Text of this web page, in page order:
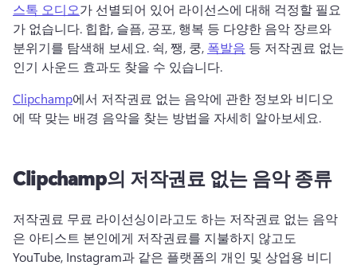
스톡 오디오가 선별되어 있어 라이선스에 대해 걱정할 필요
가 없습니다. 힙합, 슬픔, 공포, 행복 등 다양한 음악 장르와
분위기를 탐색해 보세요. 쉭, 쨍, 쿵, 폭발음 등 저작권료 없는
인기 사운드 효과도 찾을 수 있습니다.
Clipchamp에서 저작권료 없는 음악에 관한 정보와 비디오
에 딱 맞는 배경 음악을 찾는 방법을 자세히 알아보세요.
Clipchamp의 저작권료 없는 음악 종류
저작권료 무료 라이선싱이라고도 하는 저작권료 없는 음악
은 아티스트 본인에게 저작권료를 지불하지 않고도
YouTube, Instagram과 같은 플랫폼의 개인 및 상업용 비디